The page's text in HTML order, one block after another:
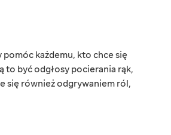
pomóc każdemu, kto chce się
to być odgłosy pocierania rąk,
się również odgrywaniem ról,